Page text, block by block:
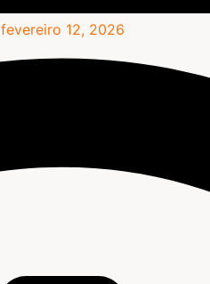
fevereiro 12, 2026